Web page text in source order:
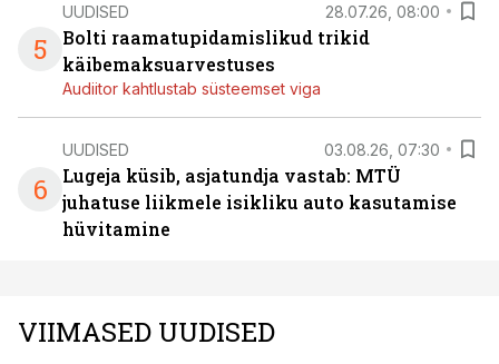
5
UUDISED 28.07.26, 08:00
Bolti raamatupidamislikud trikid
käibemaksuarvestuses
Audiitor kahtlustab süsteemset viga
6
UUDISED 03.08.26, 07:30
Lugeja küsib, asjatundja vastab: MTÜ
juhatuse liikmele isikliku auto kasutamise
hüvitamine
VIIMASED UUDISED